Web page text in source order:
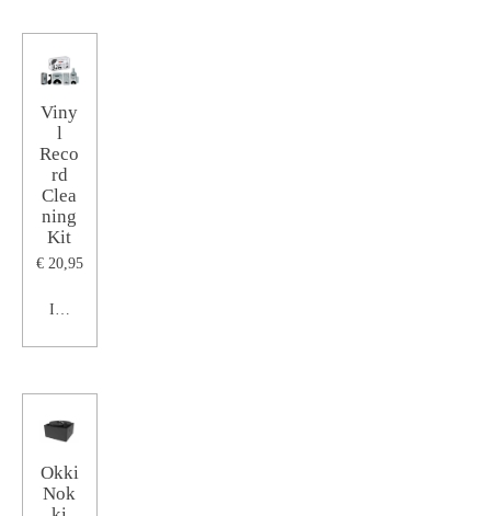
Viny
l
Reco
rd
Clea
ning
Kit
€ 20,95
In winkelwagen
Okki
Nok